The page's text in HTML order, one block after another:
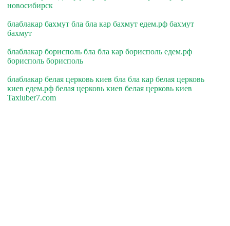
новосибирск
блаблакар бахмут бла бла кар бахмут едем.рф бахмут
бахмут
блаблакар борисполь бла бла кар борисполь едем.рф
борисполь борисполь
блаблакар белая церковь киев бла бла кар белая церковь
киев едем.рф белая церковь киев белая церковь киев
Taxiuber7.com